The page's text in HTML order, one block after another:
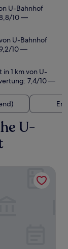
U-Bahnhof
10 —
U-Bahnhof
10 —
1 km von U-
7,4/10 —
U-